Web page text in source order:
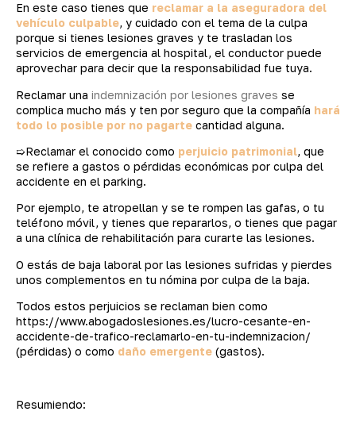
En este caso tienes que reclamar a la aseguradora del
vehículo culpable, y cuidado con el tema de la culpa
porque si tienes lesiones graves y te trasladan los
servicios de emergencia al hospital, el conductor puede
aprovechar para decir que la responsabilidad fue tuya.
Reclamar una indemnización por lesiones graves se
complica mucho más y ten por seguro que la compañía hará
todo lo posible por no pagarte cantidad alguna.
➯Reclamar el conocido como perjuicio patrimonial, que
se refiere a gastos o pérdidas económicas por culpa del
accidente en el parking.
Por ejemplo, te atropellan y se te rompen las gafas, o tu
teléfono móvil, y tienes que repararlos, o tienes que pagar
a una clínica de rehabilitación para curarte las lesiones.
O estás de baja laboral por las lesiones sufridas y pierdes
unos complementos en tu nómina por culpa de la baja.
Todos estos perjuicios se reclaman bien como
https://www.abogadoslesiones.es/lucro-cesante-en-
accidente-de-trafico-reclamarlo-en-tu-indemnizacion/
(pérdidas) o como daño emergente (gastos).
Resumiendo: